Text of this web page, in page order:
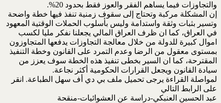
والتجاوزات فيما يساهم الفقر والعوز فقط بحدود 20%.
إن المشكلة مركبة وتحتاج إلى سقوف زمنية تنفذ فيها خطة واضحة
وتسير بثبات وثقة واستدامة وليس بأسلوب الحملات الوقتية المعهود
في العراق، كما ان ظرف العراق المالي يجعلنا نفكر مليا لكسب
اموال كبيرة للدولة من خلال معالجة التجاوزات يدفعها المتجاوزون
بمستوى معقول من الرضا وعدم التمرد على القانون وخطة التنفيذ
المقترحة، كما ان السير بخطى تنفيذ هذه الخطة سوف يعزز من
سيادة القانون ويجعل القرارات الحكومية أكثر نجاعة.
لمواصلة القراءة يرجى تحميل ملف بي دي أف سهل الطباعة. انقر
على الرابط التالي
عبد الحسين العنبكي-دراسة عن العشوائيات-منقحة